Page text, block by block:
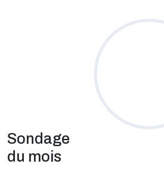
Sondage
du mois